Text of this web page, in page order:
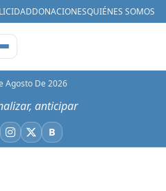
DONACIONESQUIÉNES SOMOS
Agosto De 2026
anticipar
Instagram
X BBluesky